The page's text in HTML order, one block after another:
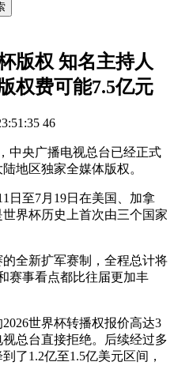
版权 知名主持人
权费可能7.5亿元
46
中央广播电视总台已经正式
地区独家全媒体版权。
日至7月19日在美国、加拿
界杯历史上首次由三个国家
全新扩军赛制，全程总计将
赛事看点都比往届更加丰
世界杯转播权报价高达3
总台直接拒绝。后续经过多
了1.2亿至1.5亿美元区间，